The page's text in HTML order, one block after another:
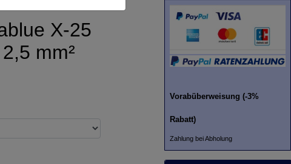
X-25
mm²
Vorabüberweisung (-3%
Rabatt)
Zahlung bei Abholung